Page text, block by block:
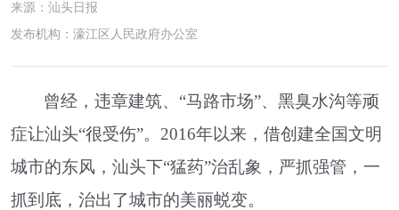
来源： 汕头日报
发布机构： 濠江区人民政府办公室
曾经，违章建筑、“马路市场”、黑臭水沟等顽
症让汕头“很受伤”。2016年以来，借创建全国文明
城市的东风，汕头下“猛药”治乱象，严抓强管，一
抓到底，治出了城市的美丽蜕变。